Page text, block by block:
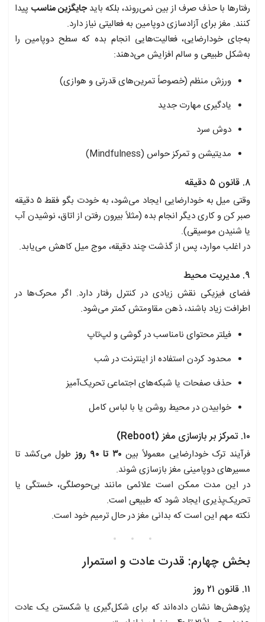
رفتارها با حذف صرف از بین نمی‌روند، بلکه باید جایگزین مناسب پیدا
کنند. مغز برای آزادسازی دوپامین به فعالیتی نیاز دارد.
به‌جای خودارضایی، فعالیت‌هایی انجام بده که سطح دوپامین را
به‌شکل طبیعی و سالم افزایش می‌دهند:
ورزش منظم (خصوصاً تمرین‌های قدرتی و هوازی)
یادگیری مهارت جدید
دوش سرد
مدیتیشن و تمرکز حواس (Mindfulness)
۸. قانون ۵ دقیقه
وقتی میل به خودارضایی ایجاد می‌شود، به خودت بگو فقط ۵ دقیقه
صبر کن و کاری دیگر انجام بده (مثلاً بیرون رفتن از اتاق، نوشیدن آب
یا شنیدن موسیقی).
در اغلب موارد، پس از گذشت چند دقیقه، موج میل کاهش می‌یابد.
۹. مدیریت محیط
فضای فیزیکی نقش زیادی در کنترل رفتار دارد. اگر محرک‌ها در
اطرافت زیاد باشند، ذهن مقاومتش کمتر می‌شود.
فیلتر محتوای نامناسب در گوشی و لپ‌تاپ
محدود کردن استفاده از اینترنت در شب
حذف صفحات یا شبکه‌های اجتماعی تحریک‌آمیز
خوابیدن در محیط روشن یا با لباس کامل
۱۰. تمرکز بر بازسازی مغز (Reboot)
فرآیند ترک خودارضایی معمولاً بین ۳۰ تا ۹۰ روز
طول می‌کشد تا
مسیرهای دوپامینی مغز بازسازی شوند.
در این مدت ممکن است علائمی مانند بی‌حوصلگی، خستگی یا
تحریک‌پذیری ایجاد شود که طبیعی است.
نکته مهم این است که بدانی مغز در حال ترمیم خود است.
بخش چهارم: قدرت عادت و استمرار
۱۱. قانون ۲۱ روز
پژوهش‌ها نشان داده‌اند که برای شکل‌گیری یا شکستن یک عادت